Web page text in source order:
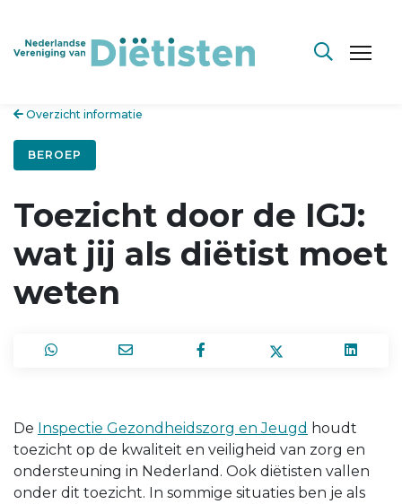
Overzicht informatie
BEROEP
Toezicht door de IGJ:
wat jij als diëtist moet
weten
De Inspectie Gezondheidszorg en Jeugd houdt
toezicht op de kwaliteit en veiligheid van zorg en
ondersteuning in Nederland. Ook diëtisten vallen
onder dit toezicht. In sommige situaties ben je als